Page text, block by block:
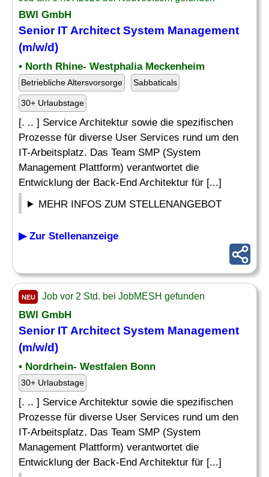
BWI GmbH
SeniorIT Architect System Management
(m/w/d)
• North Rhine- Westphalia Meckenheim
Betriebliche Altersvorsorge Sabbaticals
30+ Urlaubstage
[. .. ] Service Architektur sowie die spezifischen
Prozesse für diverse User Services rund um den
IT-Arbeitsplatz. Das Team SMP (System
Management Plattform) verantwortet die
Entwicklung der Back-End Architektur für [...]
MEHR INFOS ZUM STELLENANGEBOT
▶ Zur Stellenanzeige
NEU Job vor 2 Std. bei JobMESH gefunden
BWI GmbH
SeniorIT Architect System Management
(m/w/d)
• Nordrhein- Westfalen Bonn
30+ Urlaubstage
[. .. ] Service Architektur sowie die spezifischen
Prozesse für diverse User Services rund um den
IT-Arbeitsplatz. Das Team SMP (System
Management Plattform) verantwortet die
Entwicklung der Back-End Architektur für [...]